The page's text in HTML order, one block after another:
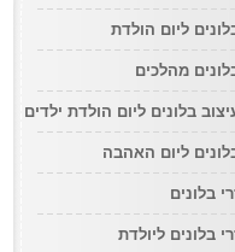
ליום הולדת
מהלכים
בלונים ליום הולדת ילדים
ליום האהבה
בלונים
בלונים ליולדת